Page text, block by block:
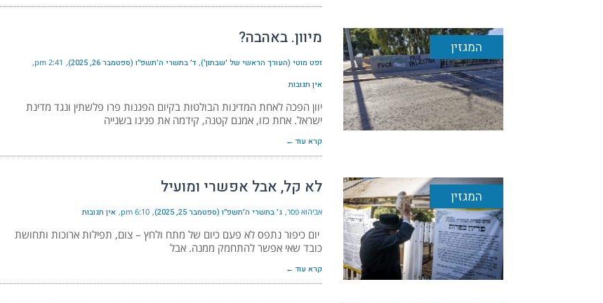
המגזין מיוון. באהבה?
זפט מוטי (העורך הראשי של 'שבתון') ד׳ בתשרי ה׳תשפ״ו (ספטמבר 26, 2025) 2:41 pm
אין תגובות
יוון הפכה לאחת המדינות הבולטות בקיום הפגנות פרו פלשתין ונגד מדינת
ישראל. אחת כזו, אמנם קטנה, קידמה את פנינו בשנייה
קרא עוד ←
המגזין לא קל, אבל אפשרי ומועיל
אביהוא פסר ג׳ בתשרי ה׳תשפ״ו (ספטמבר 25, 2025) 6:10 pm אין תגובות
יום כיפור נתפס לא פעם כיום של מתח ולחץ – צום, תפילות ארוכות ותחושת
כובד שאי אפשר להתחמק ממנה. אבל
קרא עוד ←